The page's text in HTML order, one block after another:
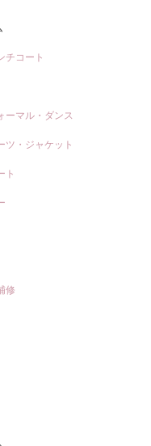
チコート
ーマル・ダンス
ツ・ジャケット
ト
修